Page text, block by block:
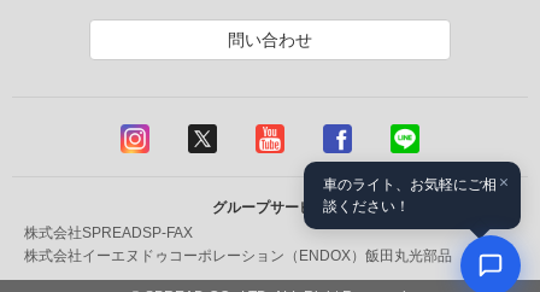
問い合わせ
グループサービス
株式会社SPREADSP-FAX
株式会社イーエヌドゥコーポレーション（ENDOX） 飯田丸光部品
×
車のライト、お気軽にご相
談ください！